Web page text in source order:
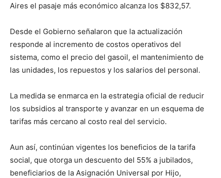
Aires el pasaje más económico alcanza los $832,57.
Desde el Gobierno señalaron que la actualización
responde al incremento de costos operativos del
sistema, como el precio del gasoil, el mantenimiento de
las unidades, los repuestos y los salarios del personal.
La medida se enmarca en la estrategia oficial de reducir
los subsidios al transporte y avanzar en un esquema de
tarifas más cercano al costo real del servicio.
Aun así, continúan vigentes los beneficios de la tarifa
social, que otorga un descuento del 55% a jubilados,
beneficiarios de la Asignación Universal por Hijo,